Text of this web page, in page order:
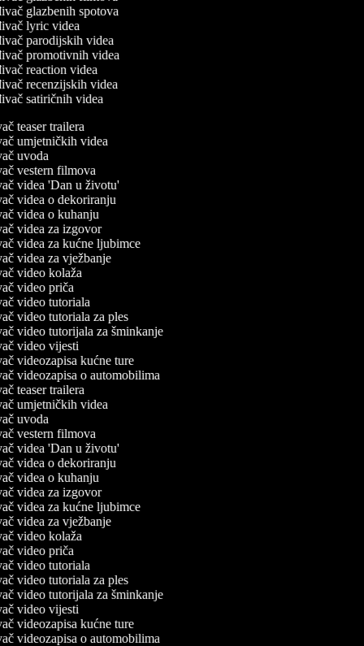
glazbenih spotova
lyric videa
parodijskih videa
promotivnih videa
reaction videa
recenzijskih videa
satiričnih videa
teaser trailera
umjetničkih videa
uvoda
vestern filmova
videa 'Dan u životu'
videa o dekoriranju
videa o kuhanju
videa za izgovor
videa za kućne ljubimce
videa za vježbanje
video kolaža
video priča
video tutoriala
video tutoriala za ples
video tutorijala za šminkanje
video vijesti
videozapisa kućne ture
videozapisa o automobilima
teaser trailera
umjetničkih videa
uvoda
vestern filmova
videa 'Dan u životu'
videa o dekoriranju
videa o kuhanju
videa za izgovor
videa za kućne ljubimce
videa za vježbanje
video kolaža
video priča
video tutoriala
video tutoriala za ples
video tutorijala za šminkanje
video vijesti
videozapisa kućne ture
videozapisa o automobilima